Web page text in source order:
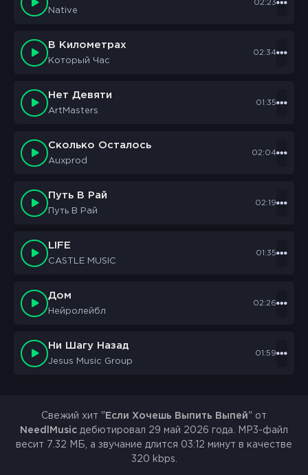
Native
02:23
В Километрах
Который Час
02:34
Нет Девяти
ArtMasters
01:35
Сколько Осталось
Auxprod
02:04
Путь В Рай
Путь В Рай
02:19
LIFE
CASTLE MUSIC
01:35
Дом
Нейролейбл
02:26
Ни Шагу Назад
Jesus Music Group
01:59
Свежий хит " Если Хочешь Выпить Выпей" от
NeedlMusic дебютировал 29 май 2026 года. MP3-файл
весит 7.32 МБ, а звучание длится 03:12 минут в качестве
320 kbps.